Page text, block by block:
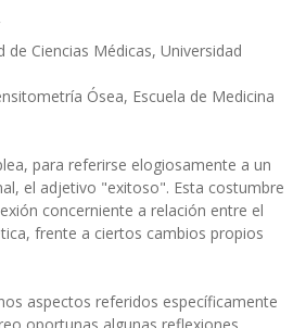
de Ciencias Médicas, Universidad
Ósea, Escuela de Medicina
para referirse elogiosamente a un
el adjetivo "exitoso". Esta costumbre
concerniente a relación entre el
frente a ciertos cambios propios
aspectos referidos específicamente